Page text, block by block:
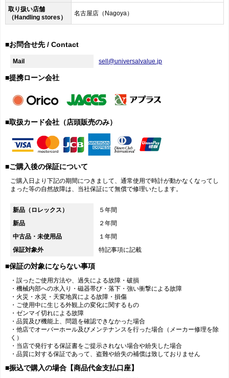
取り扱い店舗
（Handling stores）
名古屋店（Nagoya）
■お問合せ先 / Contact
Mail sell@universalvalue.jp
■提携ローン会社
■取扱カード会社（店頭販売のみ）
■ご購入後の保証について
ご購入日より下記の期間につきまして、通常使用で時計が動かなくなってし
まった等の自然故障は、当社保証にて無償で修理いたします。
新品（ロレックス）
５年間
新品
２年間
中古品・未使用品
１年間
保証対象外
特記事項に記載
■保証の対象にならない事項
・誤ったご使用方法や、過失による故障・破損
・機械内部への水入り・磁器帯び・落下・強い衝撃による故障
・火災・水災・天変地異による故障・損傷
・ご使用中に生じる外観上の変化に関するもの
・ゼンマイ切れによる故障
・品質及び機能上、問題を確認できなかった場合
・他店でオーバーホール及びメンテナンスを行った場合（メーカー修理を除
く）
・当店で発行する保証書をご提示されない場合や紛失した場合
・品質に対する保証であって、盗難や紛失の補償は致しておりません
■振込で購入の場合【商品代金支払口座】